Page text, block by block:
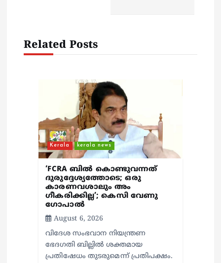
tRelated Posts
Kerala kerala news
‘FCRA ബിൽ കൊണ്ടുവന്നത്
ദുരുദ്ദേശ്യത്തോടെ; ഒരു
കാരണവശാലും അം​
ഗീകരിക്കില്ല’; കെസി വേണു​
ഗോപാൽ
August 6, 2026
വിദേശ സംഭവാന നിയന്ത്രണ
ഭേദഗതി ബില്ലിൽ ശക്തമായ
പ്രതിഷേധം തുടരുമെന്ന് പ്രതിപക്ഷം.